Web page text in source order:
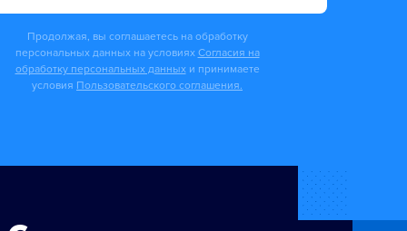
Продолжая, вы соглашаетесь на обработку
персональных данных на условиях Согласия на
обработку персональных данных и принимаете
условия Пользовательского соглашения.